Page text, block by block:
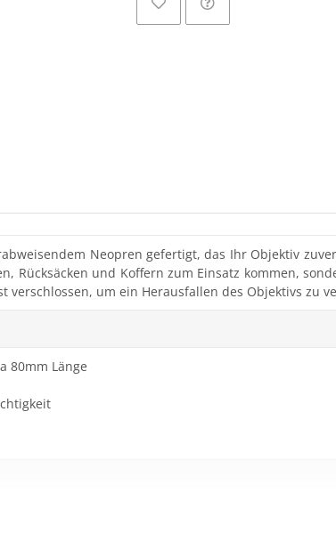
Neopren gefertigt, das Ihr Objektiv
Rücksäcken und Koffern zum Einsatz kommen,
verschlossen, um ein Herausfallen des Objektivs zu
80mm Länge
Objektivköchers wegen des Kordelzugs ca. 2-